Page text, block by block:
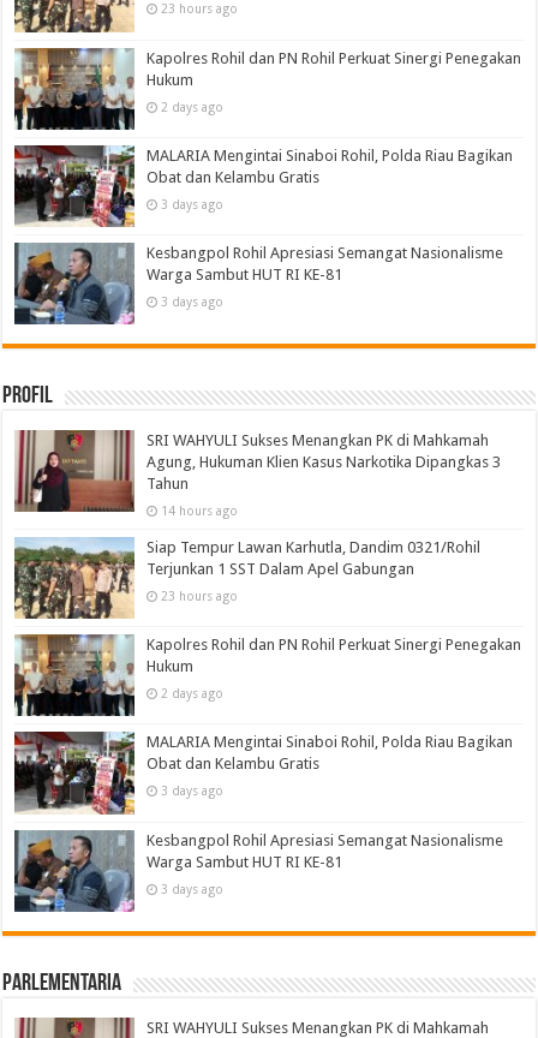
23 hours ago
Kapolres Rohil dan PN Rohil Perkuat Sinergi Penegakan
Hukum
2 days ago
MALARIA Mengintai Sinaboi Rohil, Polda Riau Bagikan
Obat dan Kelambu Gratis
3 days ago
Kesbangpol Rohil Apresiasi Semangat Nasionalisme
Warga Sambut HUT RI KE-81
3 days ago
Profil
SRI WAHYULI Sukses Menangkan PK di Mahkamah
Agung, Hukuman Klien Kasus Narkotika Dipangkas 3
Tahun
14 hours ago
Siap Tempur Lawan Karhutla, Dandim 0321/Rohil
Terjunkan 1 SST Dalam Apel Gabungan
23 hours ago
Kapolres Rohil dan PN Rohil Perkuat Sinergi Penegakan
Hukum
2 days ago
MALARIA Mengintai Sinaboi Rohil, Polda Riau Bagikan
Obat dan Kelambu Gratis
3 days ago
Kesbangpol Rohil Apresiasi Semangat Nasionalisme
Warga Sambut HUT RI KE-81
3 days ago
Parlementaria
SRI WAHYULI Sukses Menangkan PK di Mahkamah